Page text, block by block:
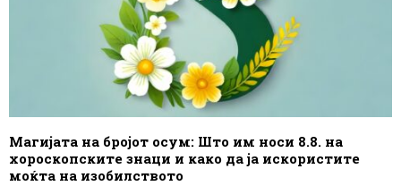
Магијата на бројот осум: Што им носи 8.8. на
хороскопските знаци и како да ја искористите
моќта на изобилството